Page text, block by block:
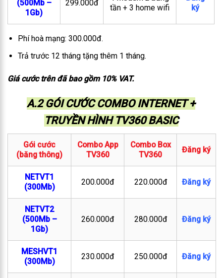
(500Mb –
1Gb)
299.000đ
tần + 3 home wifi
ký
Phí hoà mạng: 300.000đ.
Trả trước 12 tháng tặng thêm 1 tháng.
Giá cước trên đã bao gồm 10% VAT.
A.2 GÓI CƯỚC COMBO INTERNET +
TRUYỀN HÌNH TV360 BASIC
Gói cước
(băng thông)
Combo App
TV360
Combo Box
TV360
Đăng ký
NETVT1
(300Mb)
200.000đ 220.000đ Đăng ký
NETVT2
(500Mb –
1Gb)
260.000đ 280.000đ Đăng ký
MESHVT1
(300Mb)
230.000đ 250.000đ Đăng ký